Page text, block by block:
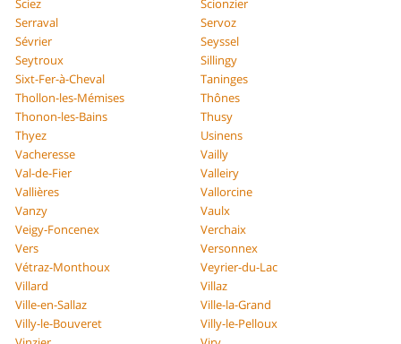
Sciez
Scionzier
Serraval
Servoz
Sévrier
Seyssel
Seytroux
Sillingy
Sixt-Fer-à-Cheval
Taninges
Thollon-les-Mémises
Thônes
Thonon-les-Bains
Thusy
Thyez
Usinens
Vacheresse
Vailly
Val-de-Fier
Valleiry
Vallières
Vallorcine
Vanzy
Vaulx
Veigy-Foncenex
Verchaix
Vers
Versonnex
Vétraz-Monthoux
Veyrier-du-Lac
Villard
Villaz
Ville-en-Sallaz
Ville-la-Grand
Villy-le-Bouveret
Villy-le-Pelloux